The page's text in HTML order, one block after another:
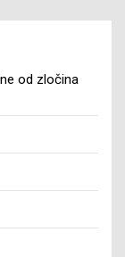
od zločina